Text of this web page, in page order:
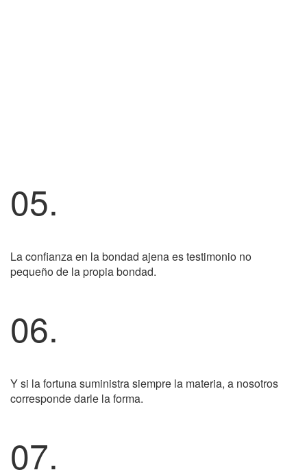
05.
La confianza en la bondad ajena es testimonio no
pequeño de la propia bondad.
06.
Y si la fortuna suministra siempre la materia, a nosotros
corresponde darle la forma.
07.